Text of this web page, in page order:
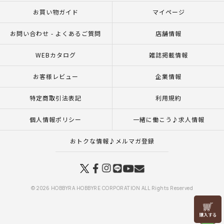
リリヤン
フェア
お買い物ガイド マイページ
お問い合わせ - よくあるご質問 店舗情報
WEBカタログ 雑誌掲載情報
お客様レビュー 企業情報
特定商取引法表記 利用規約
個人情報ポリシー 一緒に働こう♪求人情報
おトクな情報♪メルマガ登録
© 2026 HOBBYRA HOBBYRE CORPORATION ALL Rights Reserved